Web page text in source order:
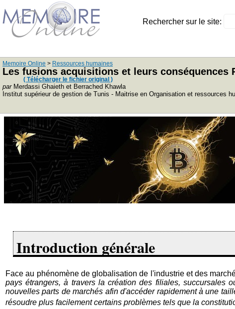
Rechercher sur le site:
Memoire Online > Ressources humaines
Les fusions acquisitions et leurs conséquences
( Télécharger le fichier original )
parMerdassi Ghaieth et Berrached Khawla
Institut supérieur de gestion de Tunis - Maitrise en Organisation et ressources
Introduction générale
Face au phénomène de globalisation de l'industrie et des
pays étrangers, à travers la création des filiales, succursales
nouvelles parts de marchés afin d'accéder rapidement à une
résoudre plus facilement certains problèmes tels que la